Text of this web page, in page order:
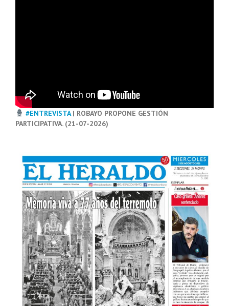
#ENTREVISTA| ROBAYO PROPONE GESTIÓN
PARTICIPATIVA. (21-07-2026)